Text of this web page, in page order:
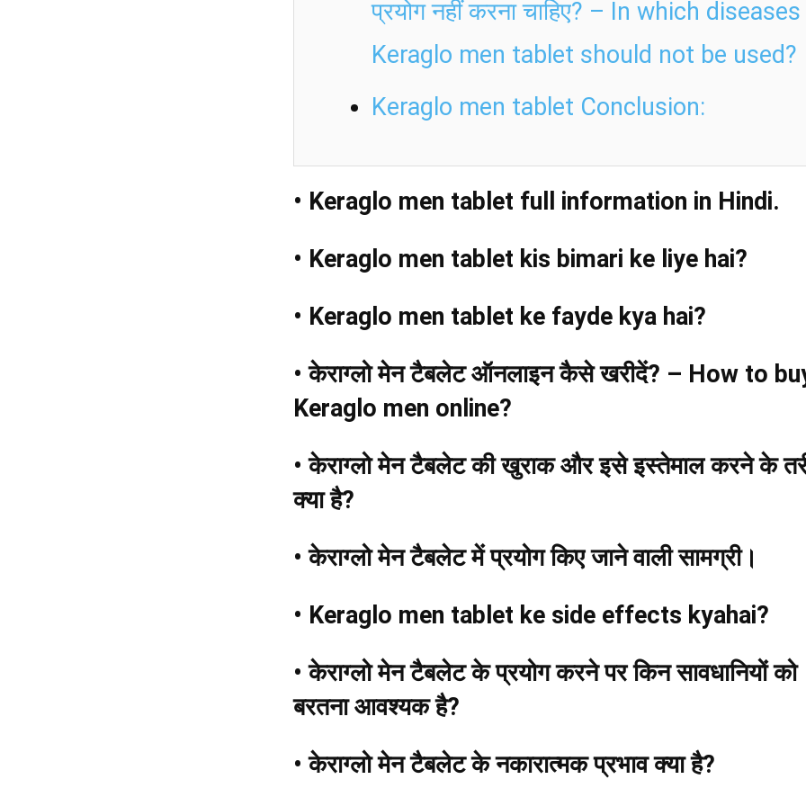
प्रयोग नहीं करना चाहिए? – In which diseases
Keraglo men tablet should not be used?
Keraglo men tablet Conclusion:
• Keraglo men tablet full information in Hindi.
• Keraglo men tablet kis bimari ke liye hai?
• Keraglo men tablet ke fayde kya hai?
•केराग्लो मेन टैबलेटऑनलाइन कैसे खरीदें? – How to
Keraglo men online?
•केराग्लो मेन टैबलेटकी खुराक और इसे इस्तेमाल करने के
क्या है?
•केराग्लो मेन टैबलेटमें प्रयोग किए जाने वाली सामग्री।
• Keraglo men tablet ke side effects kyahai?
•केराग्लो मेन टैबलेटके प्रयोग करने पर किन सावधानियों को
बरतना आवश्यक है?
•केराग्लो मेन टैबलेटके नकारात्मक प्रभाव क्या है?